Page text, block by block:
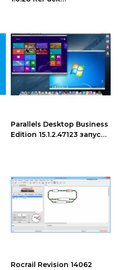
Parallels Desktop Business
Edition 15.1.2.47123 запуск
Rocrail Revision 14062